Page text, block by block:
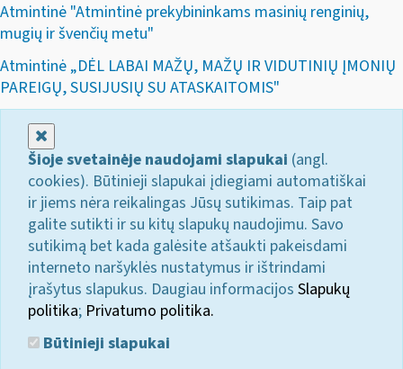
Atmintinė "Atmintinė prekybininkams masinių renginių,
mugių ir švenčių metu"
Atmintinė „DĖL LABAI MAŽŲ, MAŽŲ IR VIDUTINIŲ ĮMONIŲ
PAREIGŲ, SUSIJUSIŲ SU ATASKAITOMIS"
Šioje svetainėje naudojami slapukai (angl.
cookies). Būtinieji slapukai įdiegiami automatiškai
ir jiems nėra reikalingas Jūsų sutikimas. Taip pat
galite sutikti ir su kitų slapukų naudojimu. Savo
sutikimą bet kada galėsite atšaukti pakeisdami
interneto naršyklės nustatymus ir ištrindami
įrašytus slapukus. Daugiau informacijos Slapukų
politika; Privatumo politika.
Būtinieji slapukai